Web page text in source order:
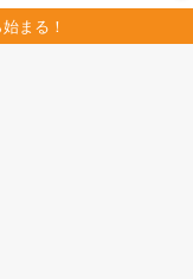
まる！